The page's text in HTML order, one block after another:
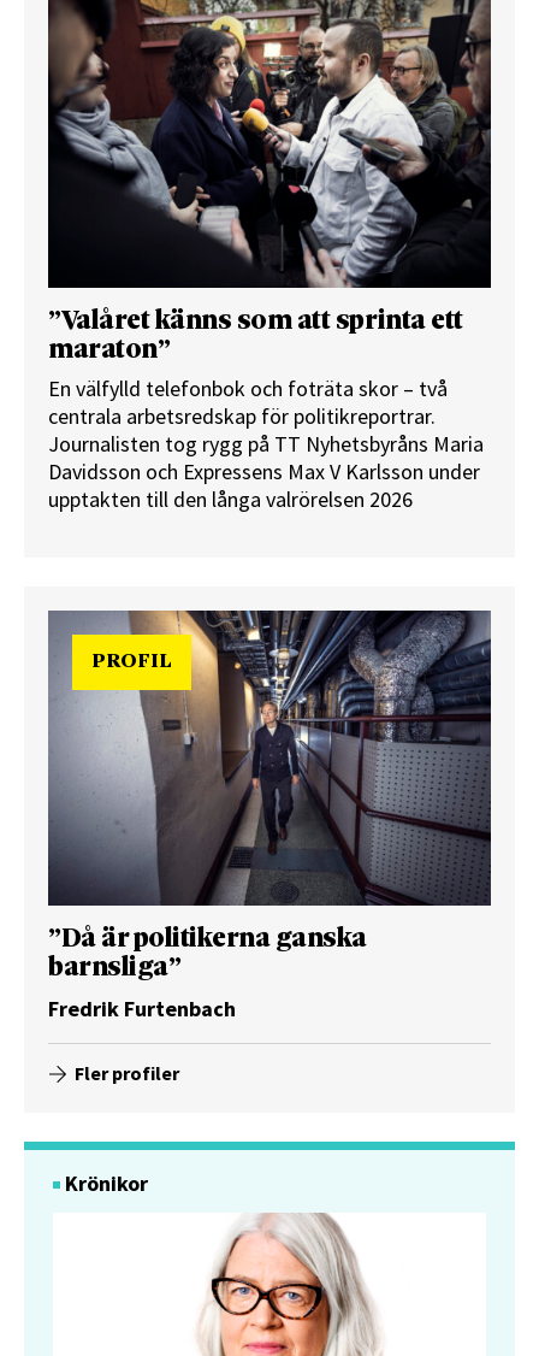
”Valåret känns som att sprinta ett
maraton”
En välfylld telefonbok och foträta skor – två
centrala arbetsredskap för politikreportrar.
Journalisten tog rygg på TT Nyhetsbyråns Maria
Davidsson och Expressens Max V Karlsson under
upptakten till den långa valrörelsen 2026
PROFIL
”Då är politikerna ganska
barnsliga”
Fredrik Furtenbach
Fler profiler
Krönikor